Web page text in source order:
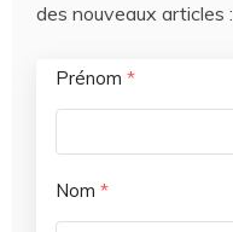
des nouveaux articles :
Prénom *
Nom *